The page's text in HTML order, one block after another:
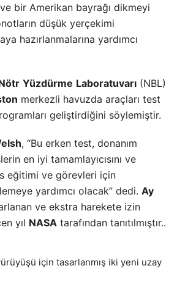
ve bir Amerikan bayrağı dikmeyi
düşük yerçekimi
hazırlanmalarına yardımcı
Yüzdürme Laboratuvarı (NBL)
merkezli havuzda araçları test
geliştirdiğini söylemiştir.
, “Bu erken test, donanım
en iyi tamamlayıcısını ve
eğitimi ve görevleri için
yardımcı olacak” dedi. Ay
ve ekstra harekete izin
yıl NASA tarafından tanıtılmıştır..
için tasarlanmış iki yeni uzay